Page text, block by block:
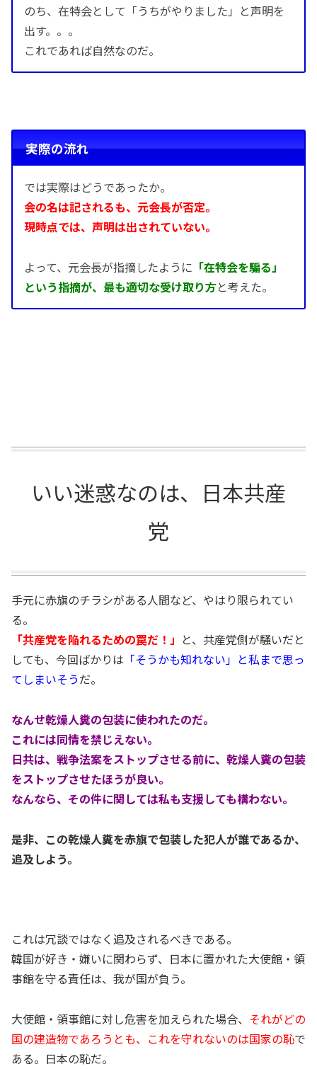
のち、在特会として「うちがやりました」と声明を
出す。。。
これであれば自然なのだ。
実際の流れ
では実際はどうであったか。
会の名は記されるも、元会長が否定。
現時点では、声明は出されていない。
よって、元会長が指摘したように 「在特会を騙る」
という指摘が、最も適切な受け取り方と考えた。
いい迷惑なのは、日本共産
党
手元に赤旗のチラシがある人間など、やはり限られてい
る。
「共産党を陥れるための罠だ！」 と、共産党側が騒いだと
しても、今回ばかりは 「そうかも知れない」と私まで思っ
てしまいそうだ。
なんせ乾燥人糞の包装に使われたのだ。
これには同情を禁じえない。
日共は、戦争法案をストップさせる前に、乾燥人糞の包装
をストップさせたほうが良い。
なんなら、その件に関しては私も支援しても構わない。
是非、この乾燥人糞を赤旗で包装した犯人が誰であるか、
追及しよう。
これは冗談ではなく追及されるべきである。
韓国が好き・嫌いに関わらず、日本に置かれた大使館・領
事館を守る責任は、我が国が負う。
大使館・領事館に対し危害を加えられた場合、 それがどの
国の建造物であろうとも、これを守れないのは国家の恥で
ある。日本の恥だ。